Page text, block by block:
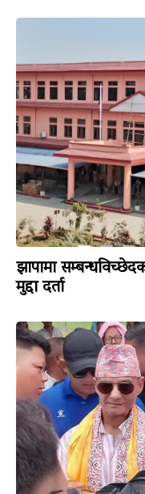
झापामा
मुद्दा दर्ता